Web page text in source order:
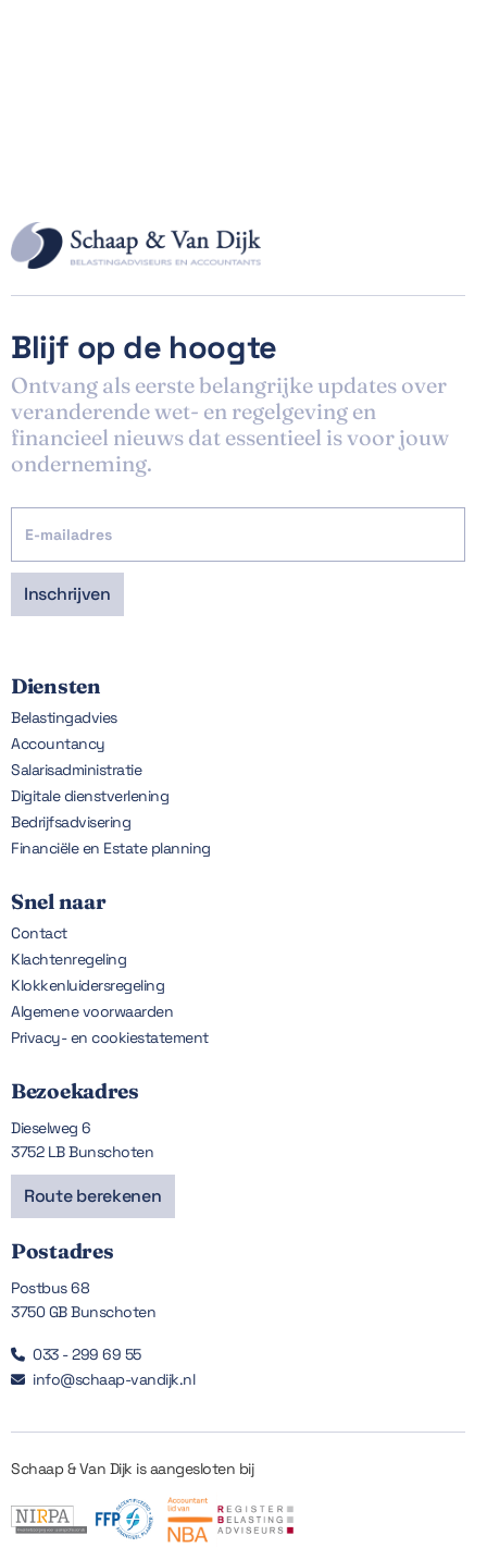
Blijf op de hoogte
Ontvang als eerste belangrijke updates over
veranderende wet- en regelgeving en
financieel nieuws dat essentieel is voor jouw
onderneming.
Diensten
Belastingadvies
Accountancy
Salarisadministratie
Digitale dienstverlening
Bedrijfsadvisering
Financiële en Estate planning
Snel naar
Contact
Klachtenregeling
Klokkenluidersregeling
Algemene voorwaarden
Privacy- en cookiestatement
Bezoekadres
Dieselweg 6
3752 LB Bunschoten
Route berekenen
Postadres
Postbus 68
3750 GB Bunschoten
 033 - 299 69 55
 info@schaap-vandijk.nl
Schaap & Van Dijk is aangesloten bij